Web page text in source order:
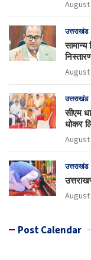
August
उत्तराखंड
August
उत्तराखंड
सीएम
धोकर
August
उत्तराखंड
August
Post Calendar